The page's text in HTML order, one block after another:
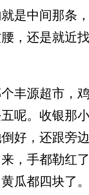
是中间那条
，还是就近
丰源超市，
呢。收银那
好，还跟旁
，手都勒红
瓜都四块了